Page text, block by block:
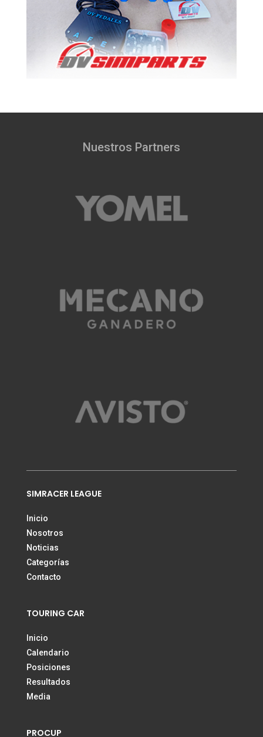
Nuestros Partners
SIMRACER LEAGUE
Inicio
Nosotros
Noticias
Categorías
Contacto
TOURING CAR
Inicio
Calendario
Posiciones
Resultados
Media
PROCUP